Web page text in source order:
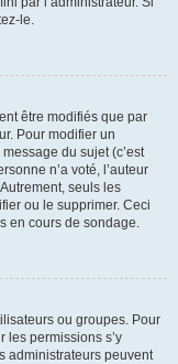
le.
être modifiés que par
Pour modifier un
du sujet (c’est
n’a voté, l’auteur
seuls les
ou le supprimer. Ceci
en cours de sondage.
ou groupes. Pour
les permissions s’y
administrateurs peuvent